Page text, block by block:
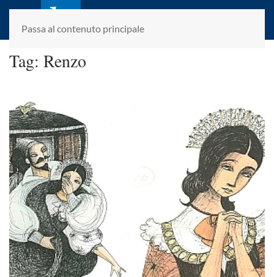
Passa al contenuto principale
laletteraturaenoi.it
fondato da Romano Luperini
Tag: Renzo